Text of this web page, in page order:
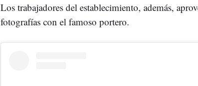
Los trabajadores del establecimiento, además,
fotografías con el famoso portero.